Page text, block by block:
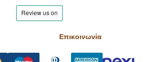
Επικοινωνία